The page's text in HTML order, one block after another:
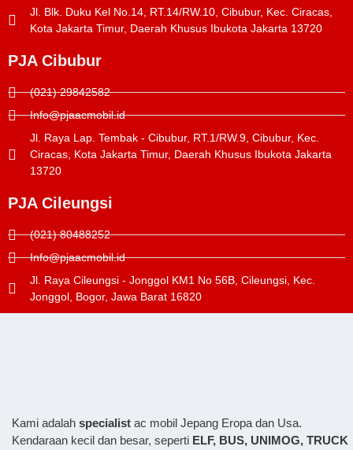
Jl. Blk. Duku Kel No.14, RT.14/RW.10, Cibubur, Kec. Ciracas,
Kota Jakarta Timur, Daerah Khusus Ibukota Jakarta 13720
PJA Cibubur
(021) 29842582
Info@pjaacmobil.id
Jl. Raya Lap. Tembak - Cibubur, RT.1/RW.9, Cibubur, Kec.
Ciracas, Kota Jakarta Timur, Daerah Khusus Ibukota Jakarta
13720
PJA Cileungsi
(021) 80488252
Info@pjaacmobil.id
Jl. Raya Cileungsi - Jonggol KM1 No 56B, Cileungsi, Kec.
Jonggol, Bogor, Jawa Barat 16820
Kami adalah specialist ac mobil Jepang Eropa dan Usa.
Kendaraan kecil dan besar, seperti ELF, BUS, UNIMOG, TRUCK